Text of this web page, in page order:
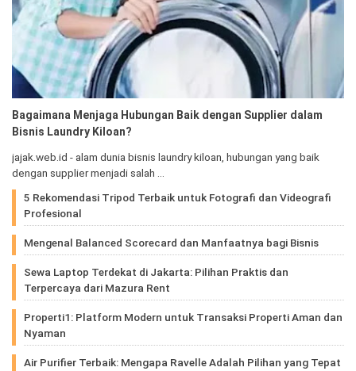
Bagaimana Menjaga Hubungan Baik dengan Supplier dalam
Bisnis Laundry Kiloan?
jajak.web.id - alam dunia bisnis laundry kiloan, hubungan yang baik
dengan supplier menjadi salah …
5 Rekomendasi Tripod Terbaik untuk Fotografi dan Videografi
Profesional
Mengenal Balanced Scorecard dan Manfaatnya bagi Bisnis
Sewa Laptop Terdekat di Jakarta: Pilihan Praktis dan
Terpercaya dari Mazura Rent
Properti1: Platform Modern untuk Transaksi Properti Aman dan
Nyaman
Air Purifier Terbaik: Mengapa Ravelle Adalah Pilihan yang Tepat